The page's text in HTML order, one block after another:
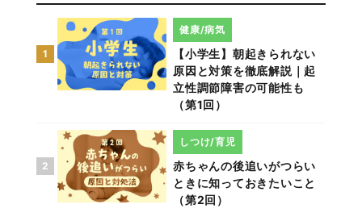
1
【小学生】朝起きられない
原因と対策を徹底解説｜起
立性調節障害の可能性も
（第1回）
健康/病気
2
赤ちゃんの後追いがつらい
ときに知っておきたいこと
（第2回）
しつけ/育児